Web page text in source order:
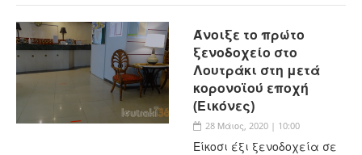
Άνοιξε το πρώτο
ξενοδοχείο στο
Λουτράκι στη μετά
κορονοϊού εποχή
(Εικόνες)
28 Μάιος, 2020 | 10:00
Είκοσι έξι ξενοδοχεία σε